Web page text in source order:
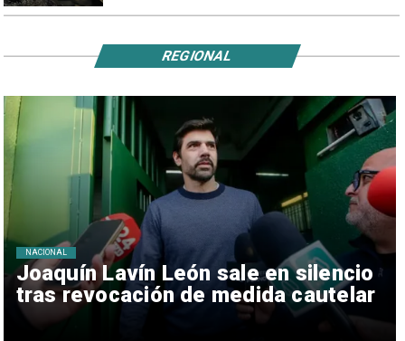
Joaquín Lavín León sale en silencio
tras revocación de medida cautelar
NACIONAL
REGIONAL